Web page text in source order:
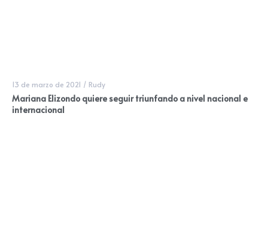
13 de marzo de 2021 / Rudy
Mariana Elizondo quiere seguir triunfando a nivel nacional e
internacional